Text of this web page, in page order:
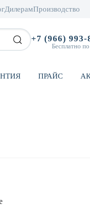
ДилерамПроизводство
+7 (966) 993-
Бесплатно
ПРАЙС